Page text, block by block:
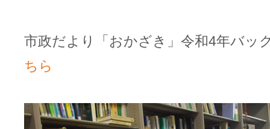
市政だより「おかざき」令和4年バッ
ちら